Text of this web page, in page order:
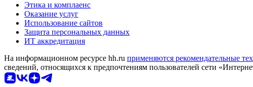
Этика и комплаенс
Оказание услуг
Использование сайтов
Защита персональных данных
ИТ аккредитация
На информационном ресурсе hh.ru применяются рекомендательные
сведений, относящихся к предпочтениям пользователей сети